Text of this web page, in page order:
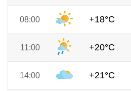
08:00 +18°C
11:00 +20°C
14:00 +21°C